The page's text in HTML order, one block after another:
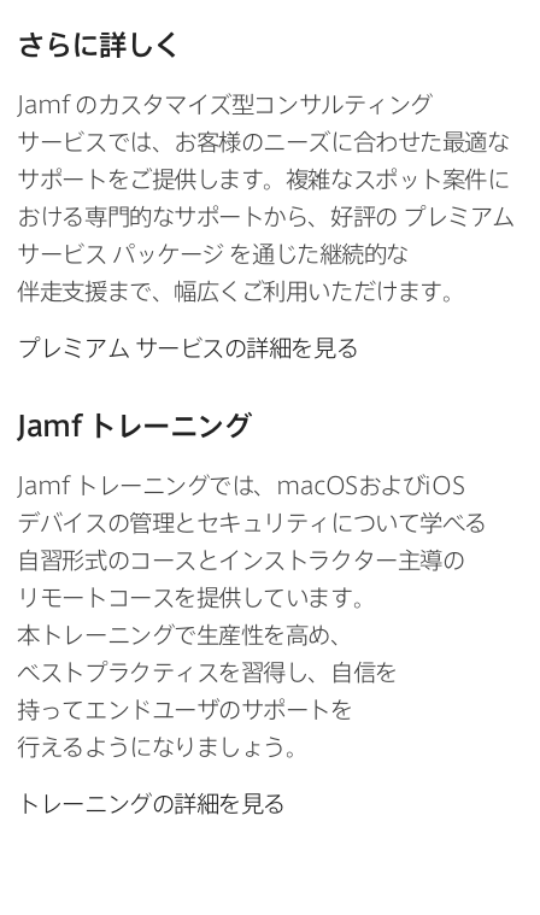
さらに​詳しく
Jamf の​カスタマイズ型コンサルティング
サービスでは、​お客様の​ニーズに​合わせた​最適な​
サポートを​ご提供します。​複雑な​スポット案件に​
おける​専門的な​サポートから、​好評の プレミアム
サービス パッケージ を​通じた​継続的な​
伴走支援まで、​幅広く​ご利用いただけます。
プレミアム サービスの​詳細を​見る
Jamf トレーニング
Jamf トレーニングでは、 macOSおよびiOS
デバイスの​管理と​セキュリティに​ついて​学べる​
自習形式の​コースと​インストラクター主導の​
リモートコースを​提供しています。​
本トレーニングで​生産性を​高め、​
ベストプラクティスを​習得し、​自信を​
持ってエンドユーザの​サポートを​
行えるようになりましょう。
トレーニングの​詳細を​見る